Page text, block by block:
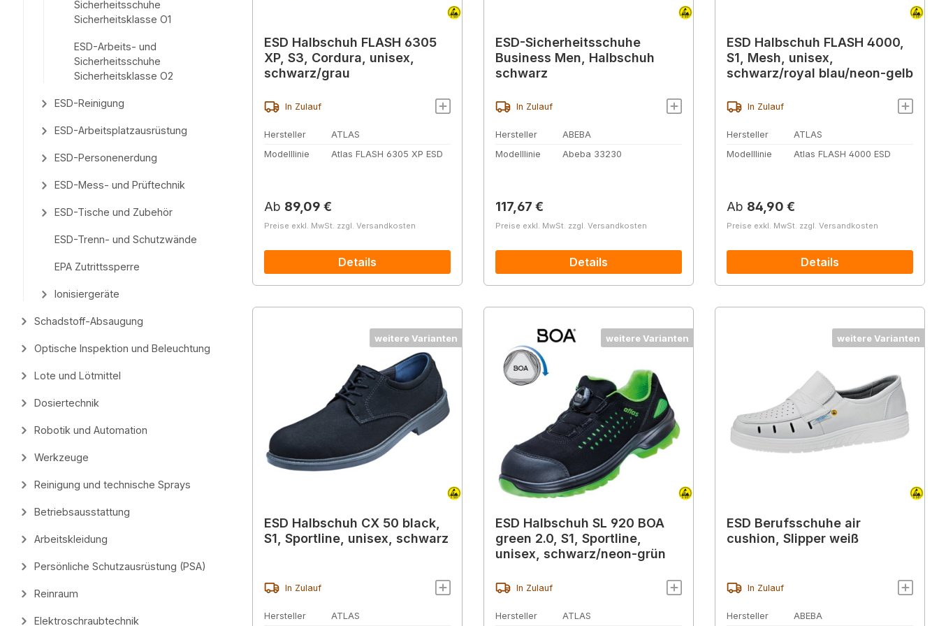
Sicherheitsschuhe
Sicherheitsklasse O1
ESD-Arbeits- und
Sicherheitsschuhe
Sicherheitsklasse O2
ESD-Reinigung
ESD-Arbeitsplatzausrüstung
ESD-Personenerdung
ESD-Mess- und Prüftechnik
ESD-Tische und Zubehör
ESD-Trenn- und Schutzwände
EPA Zutrittssperre
Ionisiergeräte
Schadstoff-Absaugung
Optische Inspektion und Beleuchtung
Lote und Lötmittel
Dosiertechnik
Robotik und Automation
Werkzeuge
Reinigung und technische Sprays
Betriebsausstattung
Arbeitskleidung
Persönliche Schutzausrüstung (PSA)
Reinraum
Elektroschraubtechnik
ESD Halbschuh FLASH 6305
XP, S3, Cordura, unisex,
schwarz/grau
In Zulauf
Hersteller
ATLAS
Modelllinie
Atlas FLASH 6305 XP ESD
Regulärer Preis:
Ab 89,09 €
Preise exkl. MwSt. zzgl. Versandkosten
Details
ESD-Sicherheitsschuhe
Business Men, Halbschuh
schwarz
In Zulauf
Hersteller
ABEBA
Modelllinie
Abeba 33230
Regulärer Preis:
117,67 €
Preise exkl. MwSt. zzgl. Versandkosten
Details
ESD Halbschuh FLASH 4000,
S1, Mesh, unisex,
schwarz/royal blau/neon-gelb
In Zulauf
Hersteller
ATLAS
Modelllinie
Atlas FLASH 4000 ESD
Regulärer Preis:
Ab 84,90 €
Preise exkl. MwSt. zzgl. Versandkosten
Details
weitere Varianten
ESD Halbschuh CX 50 black,
S1, Sportline, unisex, schwarz
In Zulauf
Hersteller ATLAS
weitere Varianten
ESD Halbschuh SL 920 BOA
green 2.0, S1, Sportline,
unisex, schwarz/neon-grün
In Zulauf
Hersteller ATLAS
weitere Varianten
ESD Berufsschuhe air
cushion, Slipper weiß
In Zulauf
Hersteller ABEBA